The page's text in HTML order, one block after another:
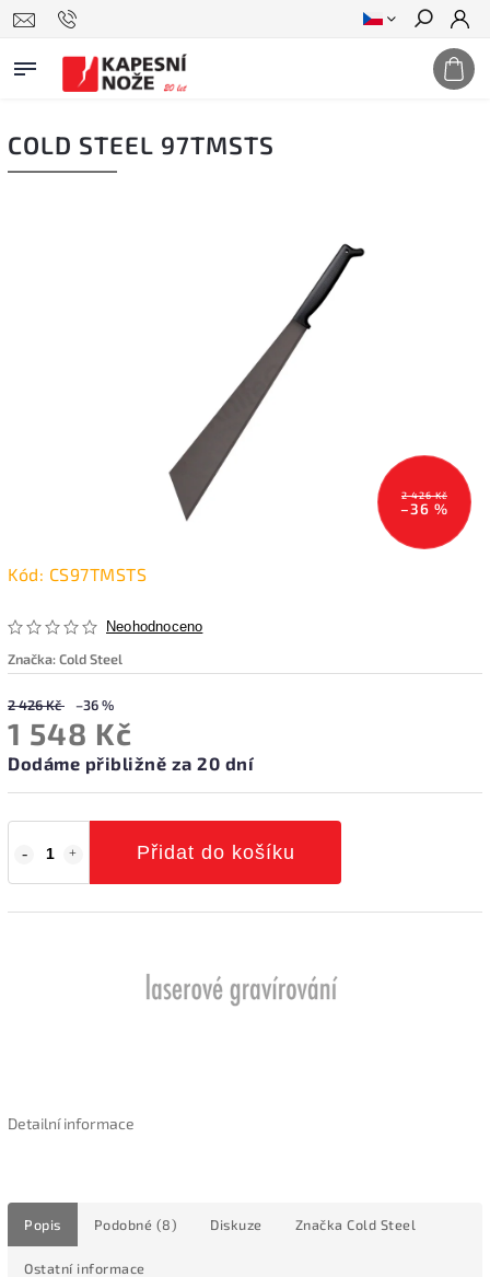
Hledat
COLD STEEL 97TMSTS
2 426 Kč
–36 %
Kód: CS97TMSTS
Neohodnoceno
Značka:Cold Steel
2 426 Kč –36 %
1 548 Kč
Dodáme přibližně za 20 dní
Přidat do košíku
Detailní informace
Popis Podobné (8) Diskuze Značka Cold Steel
Ostatní informace